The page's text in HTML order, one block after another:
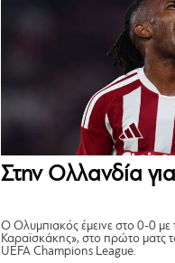
Στην Ολλανδία
Ο Ολυμπιακός έμεινε στο 0-0 με
Καραϊσκάκης», στο πρώτο ματς
UEFA Champions League.